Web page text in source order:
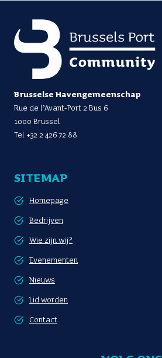
Brusselse Havengemeenschap
Rue de l’Avant-Port 2 Bus 6
1000 Brussel
Tel +32 2 426 72 88
SITEMAP
Homepage
Bedrijven
Wie zijn wij?
Evenementen
Nieuws
Lid worden
Contact